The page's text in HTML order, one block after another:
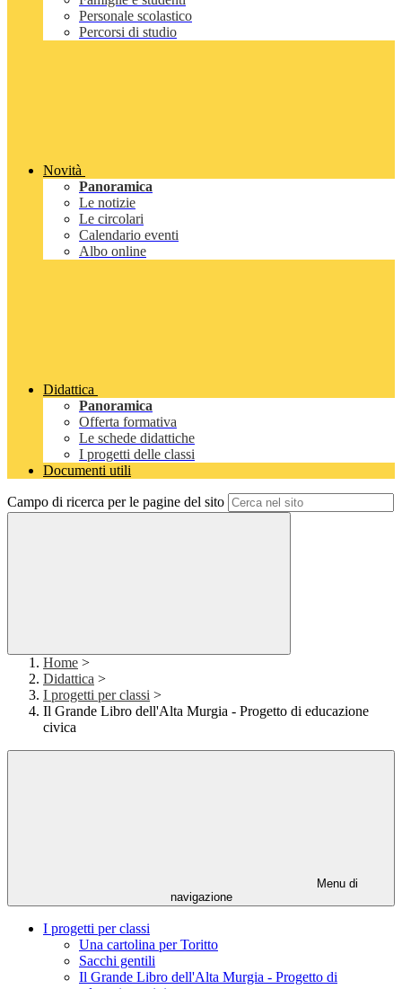
Personale scolastico
Percorsi di studio
Novità
Panoramica
Le notizie
Le circolari
Calendario eventi
Albo online
Didattica
Panoramica
Offerta formativa
Le schede didattiche
I progetti delle classi
Documenti utili
Campo di ricerca per le pagine del sito
Home >
Didattica >
I progetti per classi >
Il Grande Libro dell'Alta Murgia - Progetto di educazione
civica
Menu di
navigazione
I progetti per classi
Una cartolina per Toritto
Sacchi gentili
Il Grande Libro dell'Alta Murgia - Progetto di